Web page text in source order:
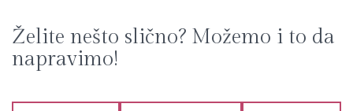
Želite nešto slično? Možemo i to da
napravimo!